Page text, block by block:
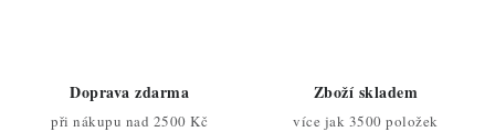
Doprava zdarma
při nákupu nad 2500 Kč
Zboží skladem
více jak 3500 položek